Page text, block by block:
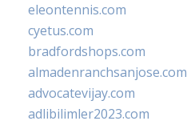
eleontennis.com
cyetus.com
bradfordshops.com
almadenranchsanjose.com
advocatevijay.com
adlibilimler2023.com